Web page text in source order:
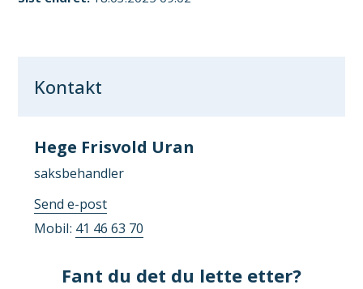
Kontakt
Hege Frisvold Uran
saksbehandler
Send e-posttil
Hege
Frisvold
Mobil 41 46 63 70
Fant du det du lette etter?